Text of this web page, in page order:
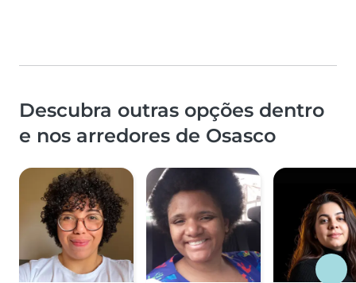
Descubra outras opções dentro
e nos arredores de Osasco